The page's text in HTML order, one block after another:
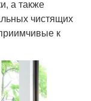
а также
чистящих
к